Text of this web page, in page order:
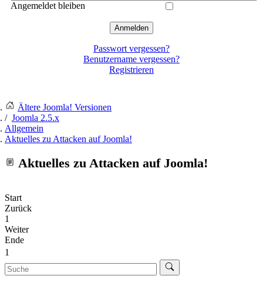
Angemeldet bleiben
Anmelden
Passwort vergessen?
Benutzername vergessen?
Registrieren
Ältere Joomla! Versionen
Joomla 2.5.x
Allgemein
Aktuelles zu Attacken auf Joomla!
Aktuelles zu Attacken auf Joomla!
Start
Zurück
1
Weiter
Ende
1